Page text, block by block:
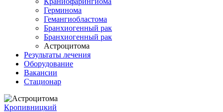
Герминома
Гемангиобластома
Бранхиогенный рак
Бранхиогенный рак
Астроцитома
Результаты лечения
Оборудование
Вакансии
Стационар
Кропивницкий